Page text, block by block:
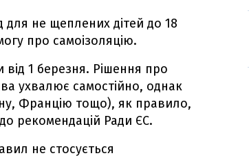
для не щеплених дітей до 18
про самоізоляцію.
1 березня. Рішення про
ухвалює самостійно, однак
Францію тощо), як правило,
рекомендацій Ради ЄС.
не стосується